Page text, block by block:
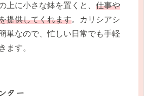
上に小さな鉢を置くと、 仕事や
提供してくれます。カリシアシ
単なので、忙しい日常でも手軽
ます。
ター